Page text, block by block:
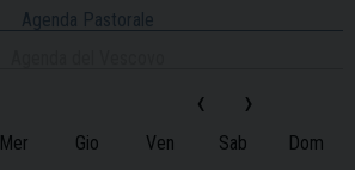
Agenda Pastorale
‹ ›
Mer Gio Ven Sab Dom